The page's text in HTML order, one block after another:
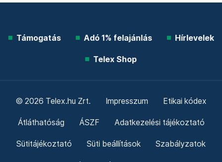
Támogatás Adó 1% felajánlás Hírlevelek
Telex Shop
© 2026 Telex.hu Zrt. Impresszum Etikai kódex
Átláthatóság ÁSZF Adatkezelési tájékoztató
Sütitájékoztató Süti beállítások Szabályzatok